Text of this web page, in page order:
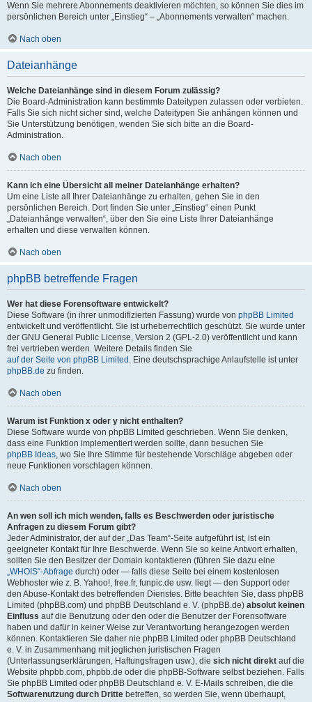
Wenn Sie mehrere Abonnements deaktivieren möchten, so können Sie dies im
persönlichen Bereich unter „Einstieg“ – „Abonnements verwalten“ machen.
Nach oben
Dateianhänge
Welche Dateianhänge sind in diesem Forum zulässig?
Die Board-Administration kann bestimmte Dateitypen zulassen oder verbieten.
Falls Sie sich nicht sicher sind, welche Dateitypen Sie anhängen können und
Sie Unterstützung benötigen, wenden Sie sich bitte an die Board-
Administration.
Nach oben
Kann ich eine Übersicht all meiner Dateianhänge erhalten?
Um eine Liste all Ihrer Dateianhänge zu erhalten, gehen Sie in den
persönlichen Bereich. Dort finden Sie unter „Einstieg“ einen Punkt
„Dateianhänge verwalten“, über den Sie eine Liste Ihrer Dateianhänge
erhalten und diese verwalten können.
Nach oben
phpBB betreffende Fragen
Wer hat diese Forensoftware entwickelt?
Diese Software (in ihrer unmodifizierten Fassung) wurde von phpBB Limited
entwickelt und veröffentlicht. Sie ist urheberrechtlich geschützt. Sie wurde unter
der GNU General Public License, Version 2 (GPL-2.0) veröffentlicht und kann
frei vertrieben werden. Weitere Details finden Sie
auf der Seite von phpBB Limited . Eine deutschsprachige Anlaufstelle ist unter
phpBB.de zu finden.
Nach oben
Warum ist Funktion x oder y nicht enthalten?
Diese Software wurde von phpBB Limited geschrieben. Wenn Sie denken,
dass eine Funktion implementiert werden sollte, dann besuchen Sie
phpBB Ideas, wo Sie Ihre Stimme für bestehende Vorschläge abgeben oder
neue Funktionen vorschlagen können.
Nach oben
An wen soll ich mich wenden, falls es Beschwerden oder juristische
Anfragen zu diesem Forum gibt?
Jeder Administrator, der auf der „Das Team“-Seite aufgeführt ist, ist ein
geeigneter Kontakt für Ihre Beschwerde. Wenn Sie so keine Antwort erhalten,
sollten Sie den Besitzer der Domain kontaktieren (führen Sie dazu eine
„WHOIS“-Abfrage durch) oder — falls diese Seite bei einem kostenlosen
Webhoster wie z. B. Yahoo!, free.fr, funpic.de usw. liegt — den Support oder
den Abuse-Kontakt des betreffenden Dienstes. Bitte beachten Sie, dass phpBB
Limited (phpBB.com) und phpBB Deutschland e. V. (phpBB.de) absolut keinen
Einfluss auf die Benutzung oder den oder die Benutzer der Forensoftware
haben und dafür in keiner Weise zur Verantwortung herangezogen werden
können. Kontaktieren Sie daher nie phpBB Limited oder phpBB Deutschland
e. V. in Zusammenhang mit jeglichen juristischen Fragen
(Unterlassungserklärungen, Haftungsfragen usw.), die sich nicht direkt auf die
Website phpbb.com, phpbb.de oder die phpBB-Software selbst beziehen. Falls
Sie phpBB Limited oder phpBB Deutschland e. V. E-Mails schreiben, die die
Softwarenutzung durch Dritte betreffen, so werden Sie, wenn überhaupt,